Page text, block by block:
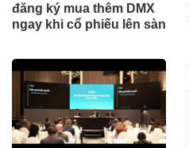
đăng ký mua thêm DMX
ngay khi cổ phiếu lên sàn